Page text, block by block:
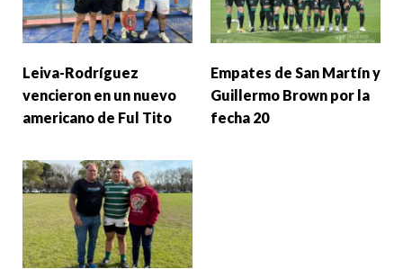
Leiva-Rodríguez
vencieron en un nuevo
americano de Ful Tito
Empates de San Martín y
Guillermo Brown por la
fecha 20